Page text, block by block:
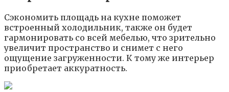
Сэкономить площадь на кухне поможет
встроенный холодильник, также он будет
гармонировать со всей мебелью, что зрительно
увеличит пространство и снимет с него
ощущение загруженности. К тому же интерьер
приобретает аккуратность.